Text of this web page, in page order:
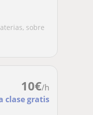
sobre
10€/h
clase gratis